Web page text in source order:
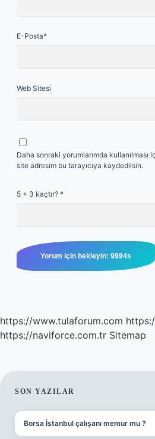
E-Posta*
Web Sitesi
Daha sonraki yorumlarımda kullanılması
site adresim bu tarayıcıya kaydedilsin.
5 + 3 kaçtır? *
https://www.tulaforum.com
https://naviforce.com.tr Sitemap
SIDEBAR
SON YAZILAR
Borsa İstanbul çalışanı memur mu ?